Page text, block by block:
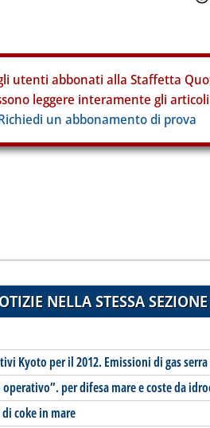
utenti abbonati alla Staffetta
leggere interamente gli
un abbonamento di prova
NELLA STESSA SEZIONE
Kyoto per il 2012. Emissioni di gas serra
per difesa mare e coste da
coke in mare